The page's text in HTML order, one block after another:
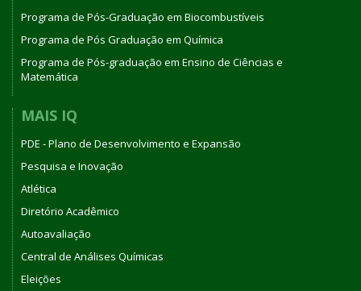
Programa de Pós-Graduação em Biocombustíveis
Programa de Pós Graduação em Química
Programa de Pós-graduação em Ensino de Ciências e
Matemática
MAIS IQ
PDE - Plano de Desenvolvimento e Expansão
Pesquisa e Inovação
Atlética
Diretório Acadêmico
Autoavaliação
Central de Análises Químicas
Eleições